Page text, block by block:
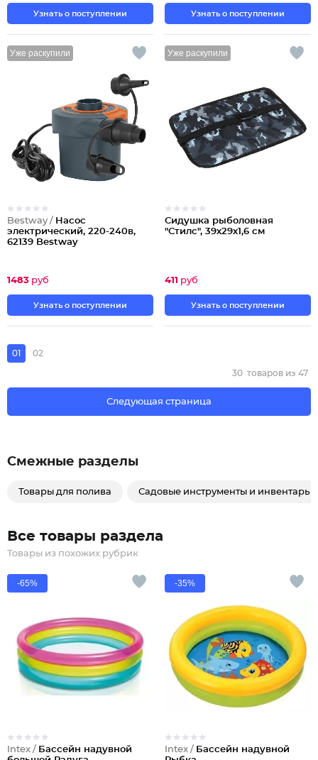
Узнать о поступлении Узнать о поступлении
Уже раскупили
Bestway / Насос
электрический, 220-240в,
62139 Bestway
1483 руб
Узнать о поступлении
Уже раскупили
Сидушка рыболовная
"Стилс", 39х29х1,6 см
411 руб
Узнать о поступлении
01 02
Следующая страница
30 товаров из 47
Смежные разделы
Товары для полива Садовые инструменты и инвентарь
Все товары раздела
Товары из похожих рубрик
-65%
Intex / Бассейн надувной
-35%
Intex / Бассейн надувной